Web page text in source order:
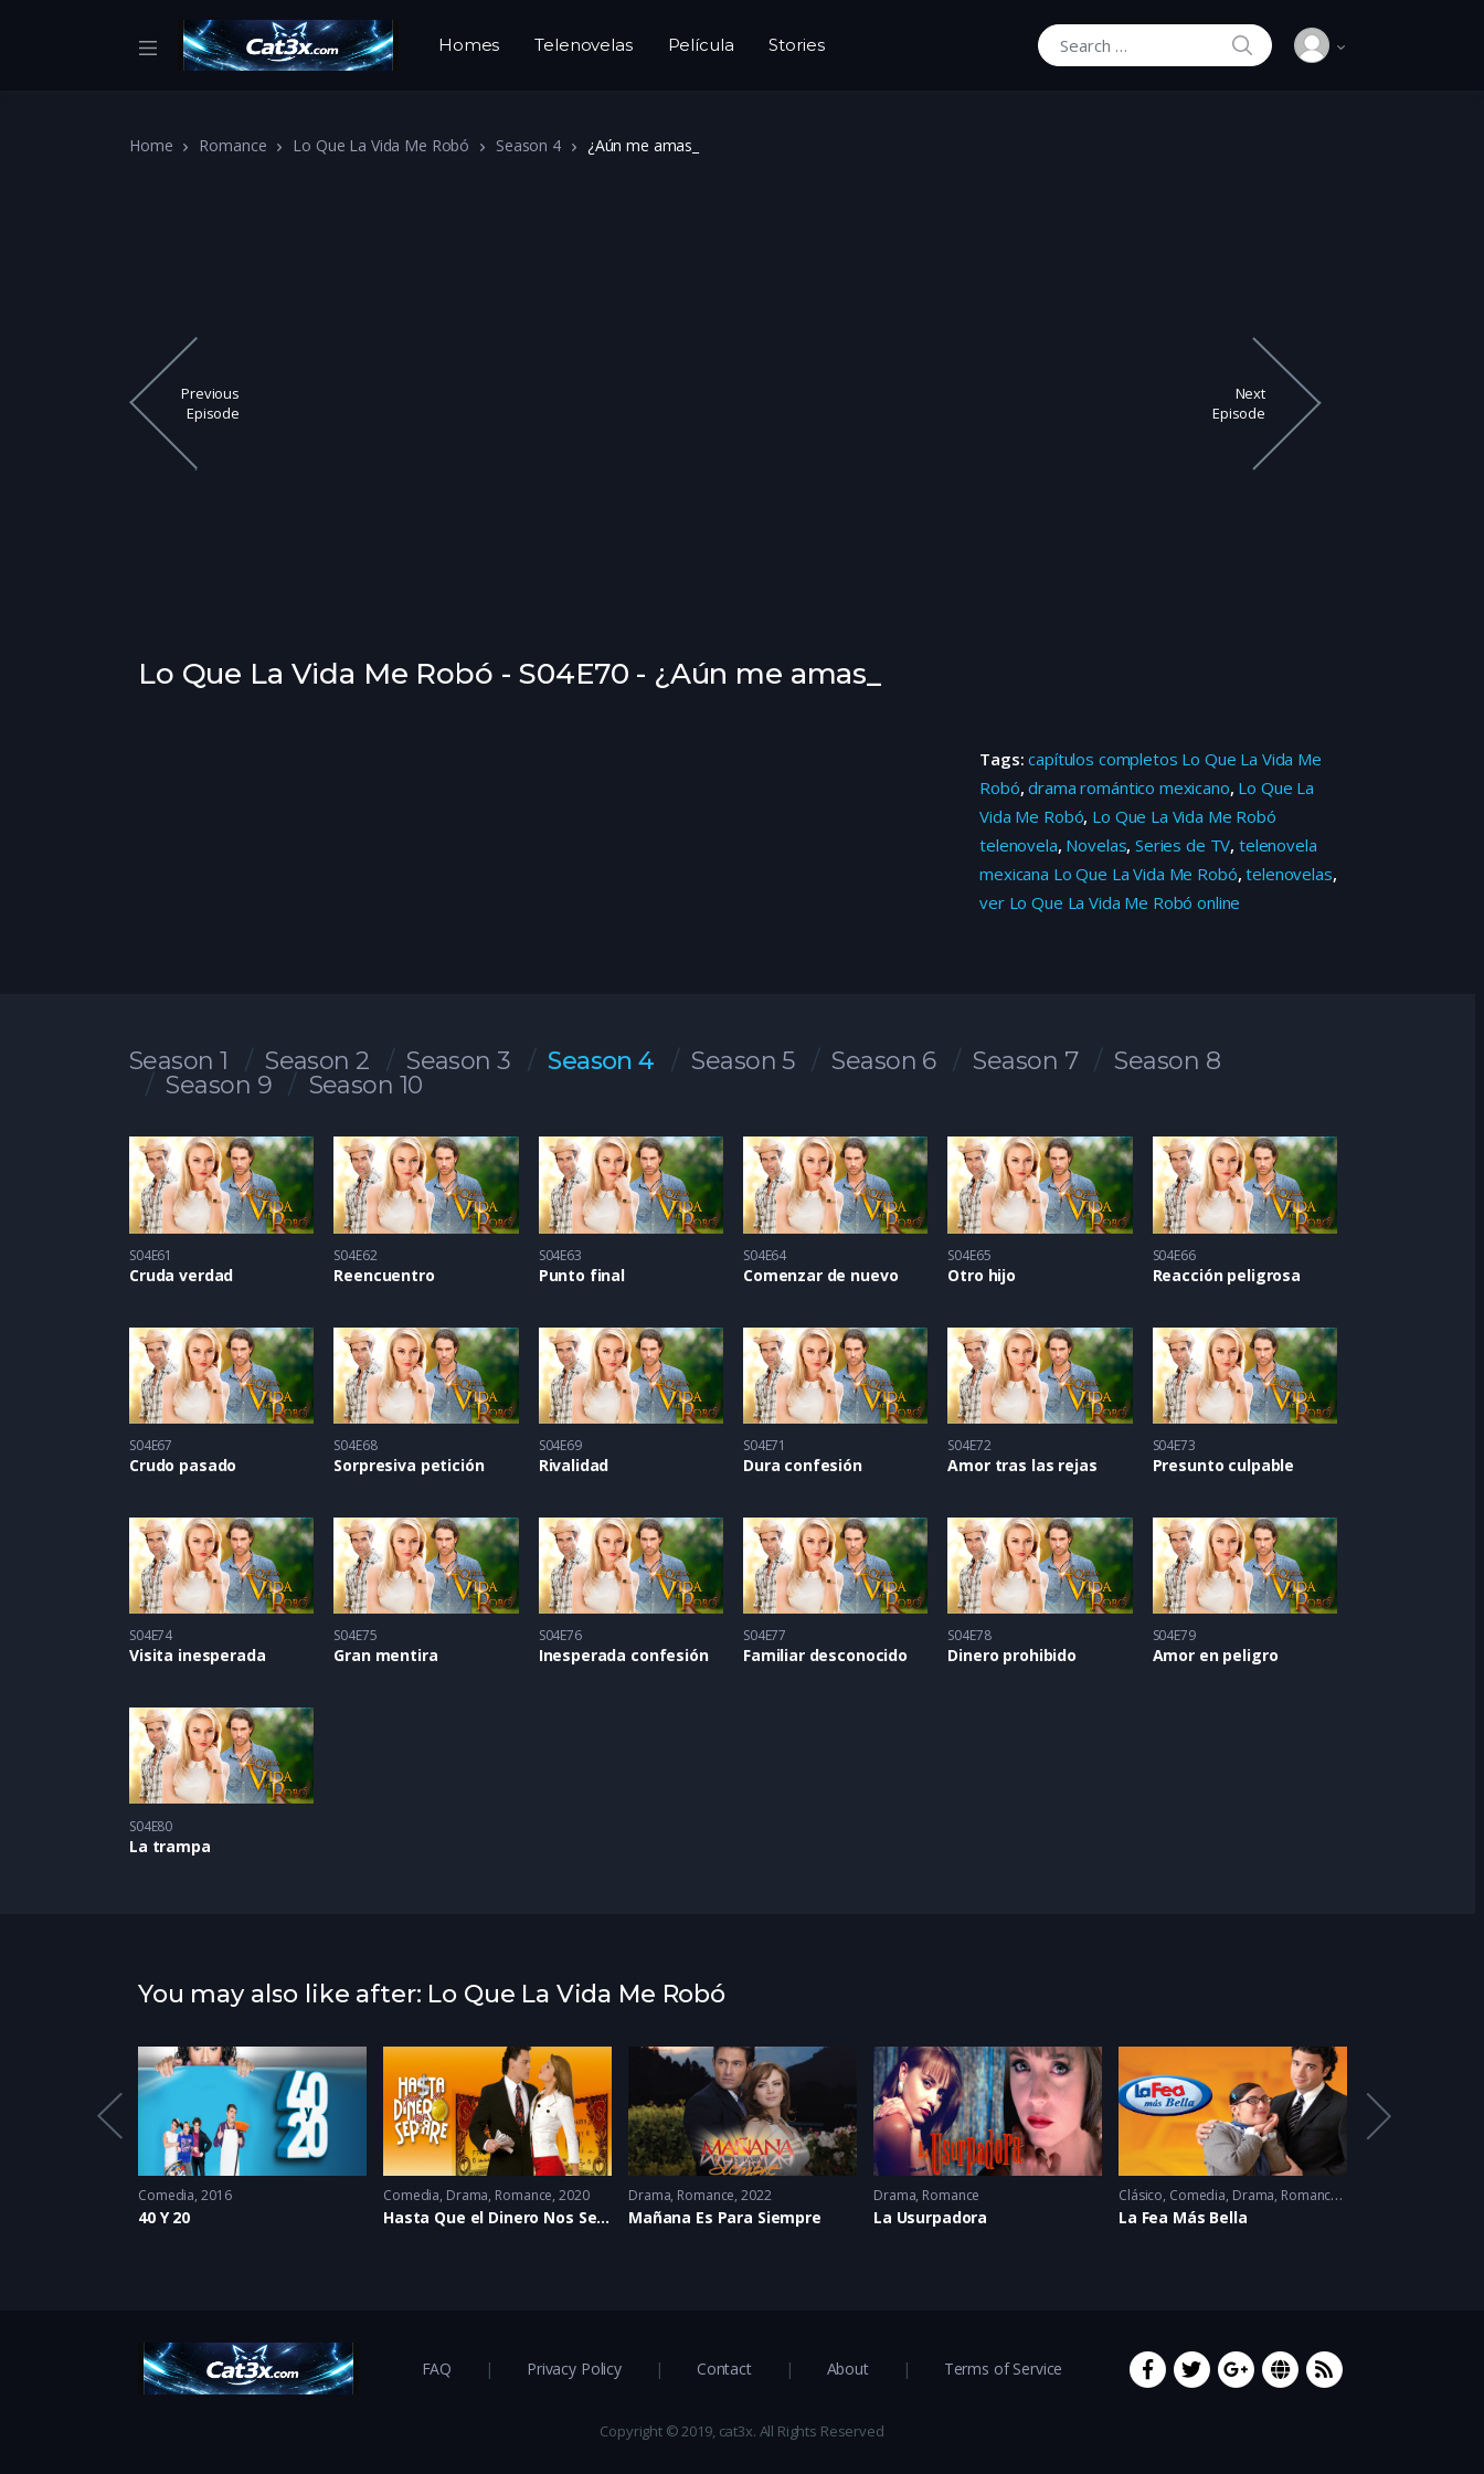
Homes Telenovelas Película Stories
Search for:
SEARCH
Home Romance Lo Que La Vida Me Robó Season 4 ¿Aún me amas_
Previous
Episode
Next
Episode
Lo Que La Vida Me Robó - S04E70 - ¿Aún me amas_
Tags:capítulos completos Lo Que La Vida Me
Robó,drama romántico mexicano, Lo Que La
Vida Me Robó, Lo Que La Vida Me Robó
telenovela, Novelas,Series de TV, telenovela
mexicana Lo Que La Vida Me Robó,telenovelas,
ver Lo Que La Vida Me Robó online
Season 1 Season 2 Season 3 Season 4 Season 5 Season 6 Season 7
Season 8
Season 9
Season 10
S04E61
Cruda verdad
S04E62
Reencuentro
S04E63
Punto final
S04E64
Comenzar de nuevo
S04E65
Otro hijo
S04E66
Reacción peligrosa
S04E67
Crudo pasado
S04E68
Sorpresiva petición
S04E69
Rivalidad
S04E71
Dura confesión
S04E72
Amor tras las rejas
S04E73
Presunto culpable
S04E74
Visita inesperada
S04E75
Gran mentira
S04E76
Inesperada confesión
S04E77
Familiar desconocido
S04E78
Dinero prohibido
S04E79
Amor en peligro
S04E80
La trampa
You may also like after: Lo Que La Vida Me Robó
Comedia 2016
40 Y 20
Comedia, Drama, Romance 2020
Hasta Que el Dinero Nos Separe
Drama, Romance 2022
Mañana Es Para Siempre
Drama, Romance
La Usurpadora
Clásico, Comedia, Drama, Romance
La Fea Más Bella
FAQ Privacy Policy Contact About Terms of Service
Copyright © 2019, cat3x. All Rights Reserved